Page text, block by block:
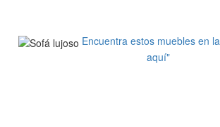
Encuentra estos muebles en
aquí"